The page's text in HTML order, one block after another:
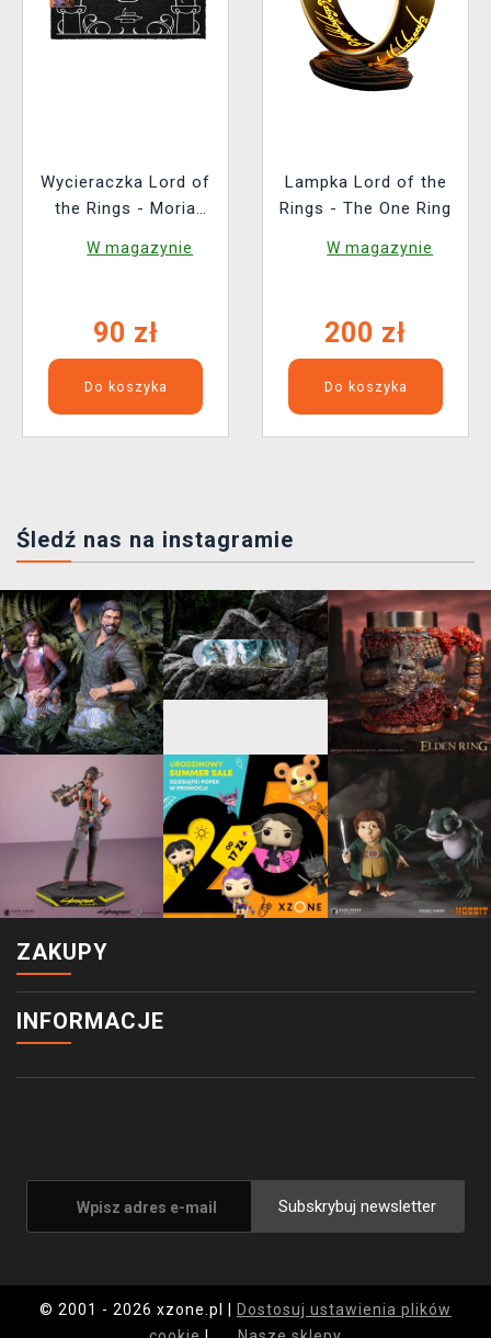
Wycieraczka Lord of
the Rings - Moria
W magazynie
90 zł
Do koszyka
Lampka Lord of the
Rings - The One Ring
W magazynie
200 zł
Do koszyka
Śledź nas na instagramie
ZAKUPY
INFORMACJE
Subskrybuj newsletter
© 2001 - 2026 xzone.pl |
Dostosuj ustawienia plików